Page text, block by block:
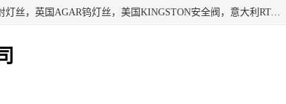
日本SHINDENGEN电磁铁，以色列KAYA采集卡，英国YPS场发射灯丝，英国AGAR钨灯丝，美国KINGSTON安全阀，意大利RTA驱动器，美国MOTT过滤器，美国GENIE过滤器，日本精线NIPPON SEISEN过滤器，法国SAPPEL水表, 德国Thyracont传感器，英国SONTAY压差传感器 美国MPC擦锡布 TB-300-MPC, 德国Matesy磁光分析仪